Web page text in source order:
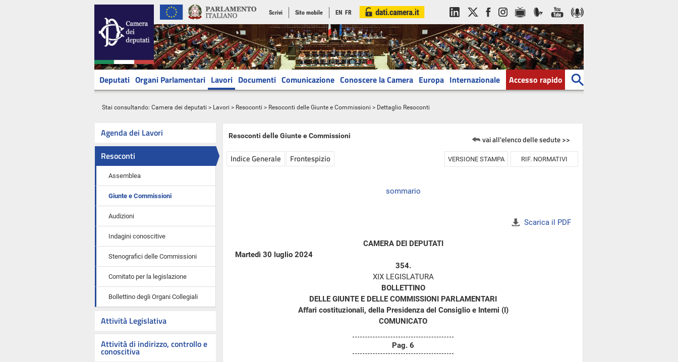
Scrivi Sito mobile EN FR
Deputati Organi Parlamentari Lavori Documenti Comunicazione Conoscere la Camera Europa Internazionale Accesso rapido
Stai consultando: Camera dei deputati > Lavori > Resoconti > Resoconti delle Giunte e Commissioni > Dettaglio Resoconti
Agenda dei Lavori
Resoconti
Assemblea
Giunte e Commissioni
Audizioni
Indagini conoscitive
Stenografici delle Commissioni
Comitato per la legislazione
Bollettino degli Organi Collegiali
Attività Legislativa
Attività di indirizzo, controllo e
conoscitiva
Resoconti delle Giunte e Commissioni vai all'elenco delle sedute >>
Indice Generale Frontespizio VERSIONE STAMPA RIF. NORMATIVI
sommario
Scarica il PDF
CAMERA DEI DEPUTATI
Martedì 30 luglio 2024
354.
XIX LEGISLATURA
BOLLETTINO
DELLE GIUNTE E DELLE COMMISSIONI PARLAMENTARI
Affari costituzionali, della Presidenza del Consiglio e Interni (I)
COMUNICATO
Pag. 6